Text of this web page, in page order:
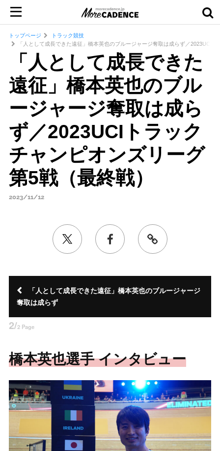
トップページ
トラック競技
「人として成長できた遠征」橋本英也のブルージャージ奪取は成らず／2023UCI
「人として成長できた
遠征」橋本英也のブル
ージャージ奪取は成ら
ず／2023UCIトラック
チャンピオンズリーグ
第5戦（最終戦）
2023/11/12
「人として成長できた遠征」橋本英也のブルージャージ
奪取は成らず
2/2 Page
橋本英也選手 インタビュー